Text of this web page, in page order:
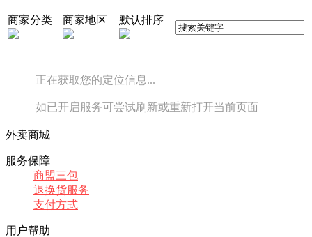
商家分类 商家地区 默认排序
正在获取您的定位信息...
如已开启服务可尝试刷新或重新打开当前页面
外卖商城
服务保障
商盟三包
退换货服务
支付方式
用户帮助